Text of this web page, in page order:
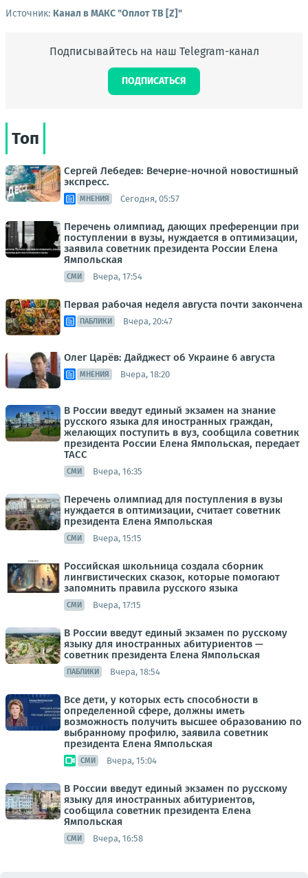
Источник: Канал в МАКС "Оплот ТВ [Z]"
Подписывайтесь на наш Telegram-канал
ПОДПИСАТЬСЯ
Топ
Сергей Лебедев: Вечерне-ночной новостишный
экспресс.
МНЕНИЯ Сегодня, 05:57
Перечень олимпиад, дающих преференции при
поступлении в вузы, нуждается в оптимизации,
заявила советник президента России Елена
Ямпольская
СМИ Вчера, 17:54
Первая рабочая неделя августа почти закончена
ПАБЛИКИ Вчера, 20:47
Олег Царёв: Дайджест об Украине 6 августа
МНЕНИЯ Вчера, 18:20
В России введут единый экзамен на знание
русского языка для иностранных граждан,
желающих поступить в вуз, сообщила советник
президента России Елена Ямпольская, передает
ТАСС
СМИ Вчера, 16:35
Перечень олимпиад для поступления в вузы
нуждается в оптимизации, считает советник
президента Елена Ямпольская
СМИ Вчера, 15:15
Российская школьница создала сборник
лингвистических сказок, которые помогают
запомнить правила русского языка
СМИ Вчера, 17:15
В России введут единый экзамен по русскому
языку для иностранных абитуриентов —
советник президента Елена Ямпольская
ПАБЛИКИ Вчера, 18:54
Все дети, у которых есть способности в
определенной сфере, должны иметь
возможность получить высшее образованию по
выбранному профилю, заявила советник
президента Елена Ямпольская
СМИ Вчера, 15:04
В России введут единый экзамен по русскому
языку для иностранных абитуриентов,
сообщила советник президента Елена
Ямпольская
СМИ Вчера, 16:58